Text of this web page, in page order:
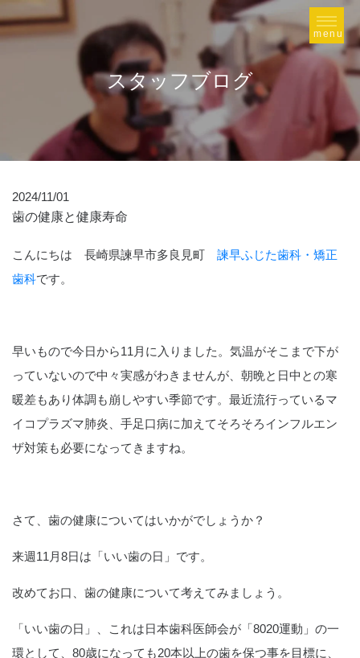
スタッフブログ
2024/11/01
歯の健康と健康寿命
こんにちは 長崎県諫早市多良見町 諫早ふじた歯科・矯正
歯科です。
早いもので今日から11月に入りました。気温がそこまで下が
っていないので中々実感がわきませんが、朝晩と日中との寒
暖差もあり体調も崩しやすい季節です。最近流行っているマ
イコプラズマ肺炎、手足口病に加えてそろそろインフルエン
ザ対策も必要になってきますね。
さて、歯の健康についてはいかがでしょうか？
来週11月8日は「いい歯の日」です。
改めてお口、歯の健康について考えてみましょう。
「いい歯の日」、これは日本歯科医師会が「8020運動」の一
環として、80歳になっても20本以上の歯を保つ事を目標に、